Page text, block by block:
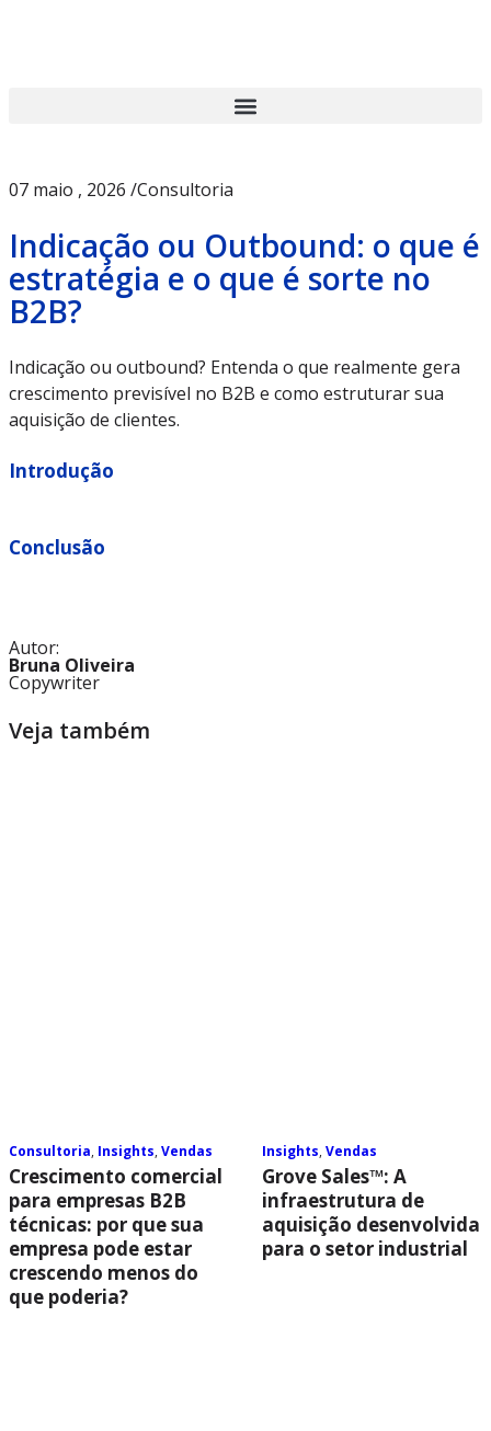
07 maio , 2026 /Consultoria
Indicação ou Outbound: o que é
estratégia e o que é sorte no
B2B?
Indicação ou outbound? Entenda o que realmente gera
crescimento previsível no B2B e como estruturar sua
aquisição de clientes.
Introdução
Conclusão
Autor:
Bruna Oliveira
Copywriter
Veja também
Consultoria, Insights, Vendas
Crescimento comercial
para empresas B2B
técnicas: por que sua
empresa pode estar
crescendo menos do
que poderia?
Insights, Vendas
Grove Sales™: A
infraestrutura de
aquisição desenvolvida
para o setor industrial